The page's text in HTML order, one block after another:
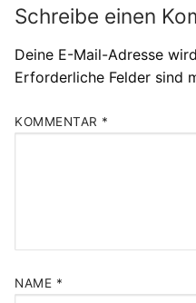
Schreibe einen
Deine E-Mail-Adresse
Erforderliche Felder sind
KOMMENTAR *
NAME *